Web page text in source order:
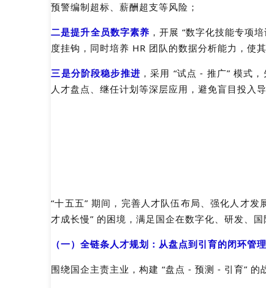
预警编制超标、薪酬超支等风险；
二是提升全员数字素养 ，开展 “数字化技能专项
度挂钩，同时培养 HR 团队的数据分析能力，使
三是分阶段稳步推进 ，采用 “试点 - 推广” 模式
人才盘点、继任计划等深层应用，避免盲目投入
“十五五” 期间，完善人才队伍布局、强化人才
才成长慢” 的困境，满足国企在数字化、研发、
（一）全链条人才规划：从盘点到引育的闭环管理
围绕国企主责主业，构建 “盘点 - 预测 - 引育” 的